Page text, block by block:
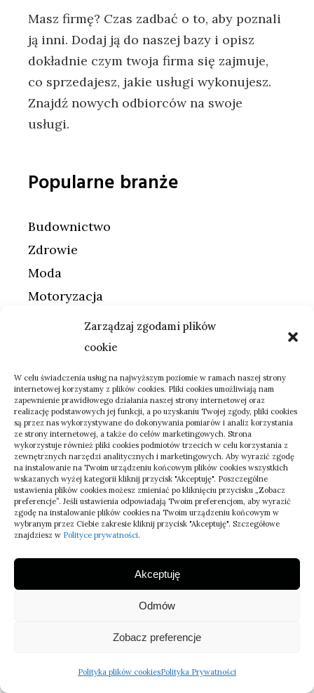
Zarządzaj zgodami plików
cookie
W celu świadczenia usług na najwyższym poziomie w ramach naszej strony
internetowej korzystamy z plików cookies. Pliki cookies umożliwiają nam
zapewnienie prawidłowego działania naszej strony internetowej oraz
realizację podstawowych jej funkcji, a po uzyskaniu Twojej zgody, pliki cookies
są przez nas wykorzystywane do dokonywania pomiarów i analiz korzystania
ze strony internetowej, a także do celów marketingowych. Strona
wykorzystuje również pliki cookies podmiotów trzecich w celu korzystania z
zewnętrznych narzędzi analitycznych i marketingowych. Aby wyrazić zgodę
na instalowanie na Twoim urządzeniu końcowym plików cookies wszystkich
wskazanych wyżej kategorii kliknij przycisk "Akceptuję". Poszczególne
ustawienia plików cookies możesz zmieniać po kliknięciu przycisku „Zobacz
preferencje”. Jeśli ustawienia odpowiadają Twoim preferencjom, aby wyrazić
zgodę na instalowanie plików cookies na Twoim urządzeniu końcowym w
wybranym przez Ciebie zakresie kliknij przycisk "Akceptuję". Szczegółowe
znajdziesz w Polityce prywatności.
Akceptuję
Odmów
Zobacz preferencje
Polityka plików cookiesPolityka Prywatności
Masz firmę? Czas zadbać o to, aby poznali
ją inni. Dodaj ją do naszej bazy i opisz
dokładnie czym twoja firma się zajmuje,
co sprzedajesz, jakie usługi wykonujesz.
Znajdź nowych odbiorców na swoje
usługi.
Popularne branże
Budownictwo
Zdrowie
Moda
Motoryzacja
Popularne lokalizacje
wielkopolskie
mazowieckie
pomorskie
lubelskie
śląskie